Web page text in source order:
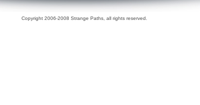
Copyright 2006-2008 Strange Paths, all rights reserved.